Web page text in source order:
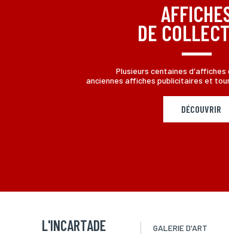
DE
Plusieurs centaines d'affiches
anciennes affiches publicitaires et
DÉCOUVRIR
L'INCARTADE GALERIE D'ART